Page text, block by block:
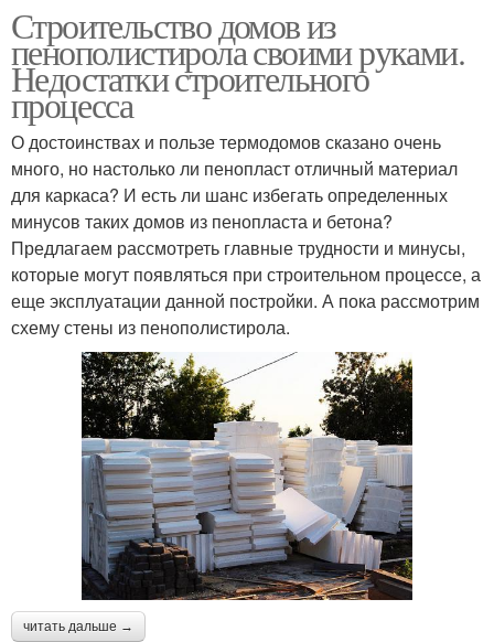
Строительство домов из
пенополистирола своими руками.
Недостатки строительного
процесса
О достоинствах и пользе термодомов сказано очень
много, но настолько ли пенопласт отличный материал
для каркаса? И есть ли шанс избегать определенных
минусов таких домов из пенопласта и бетона?
Предлагаем рассмотреть главные трудности и минусы,
которые могут появляться при строительном процессе, а
еще эксплуатации данной постройки. А пока рассмотрим
схему стены из пенополистирола.
читать дальше →